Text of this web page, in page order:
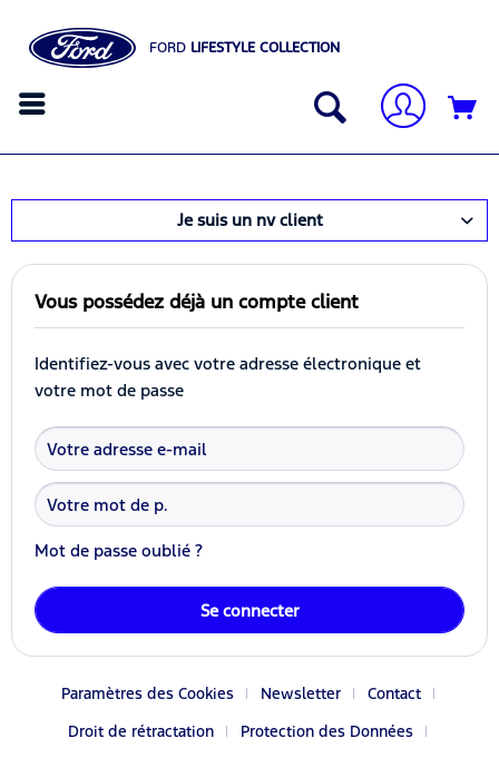
FORD LIFESTYLE COLLECTION
Je suis un nv client
Vous possédez déjà un compte client
Identifiez-vous avec votre adresse électronique et
votre mot de passe
Mot de passe oublié ?
Se connecter
Paramètres des Cookies Newsletter
Contact
Droit de rétractation
Protection des Données